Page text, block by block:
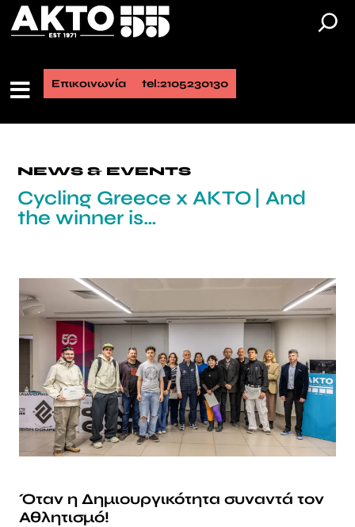
Επικοινωνία tel:2105230130
NEWS & EVENTS
Cycling Greece x AKTO | And
the winner is…
Όταν η Δημιουργικότητασυναντά τον
Αθλητισμό!